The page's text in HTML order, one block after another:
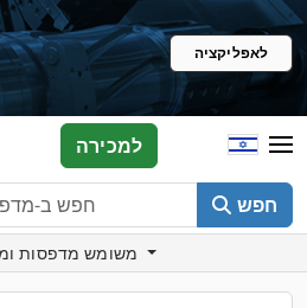
לאפליקציה
חפש
למכירה